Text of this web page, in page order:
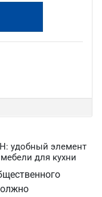
удобный элемент
для кухни